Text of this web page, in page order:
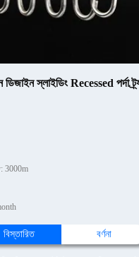
স্লাইডিং Recessed পর্দা
3000m
বিস্তারিত বর্ণনা